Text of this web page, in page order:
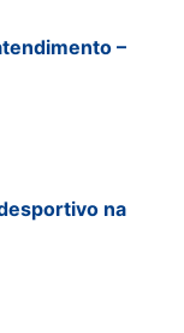
–
na